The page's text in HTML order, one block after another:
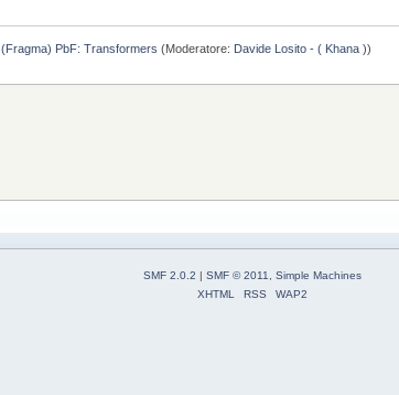
(Fragma) PbF: Transformers (Moderatore: Davide Losito - ( Khana ))
SMF 2.0.2 | SMF © 2011, Simple Machines
XHTML
RSS WAP2